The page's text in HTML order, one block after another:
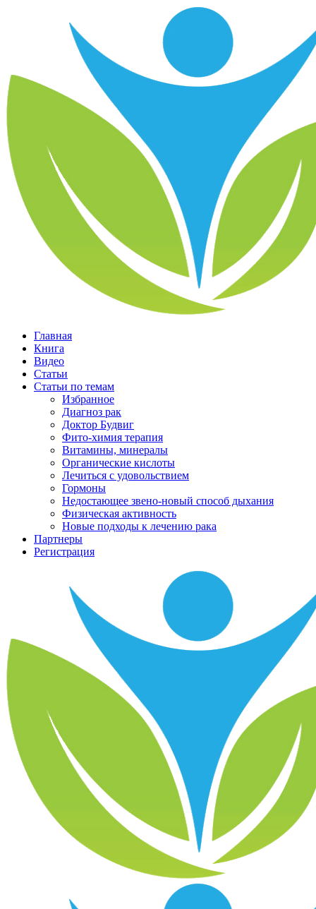
Главная
Книга
Видео
Статьи
Статьи по темам
Избранное
Диагноз рак
Доктор Будвиг
Фито-химия терапия
Витамины, минералы
Органические кислоты
Лечиться с удовольствием
Гормоны
Недостающее звено-новый способ дыхания
Физическая активность
Новые подходы к лечению рака
Партнеры
Регистрация